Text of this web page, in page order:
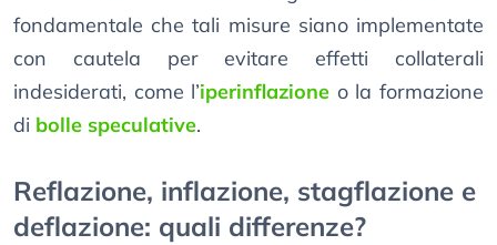
fondamentale che tali misure siano implementate
con cautela per evitare effetti collaterali
indesiderati, come l’iperinflazione o la formazione
di bolle speculative.
Reflazione, inflazione, stagflazione e
deflazione: quali differenze?